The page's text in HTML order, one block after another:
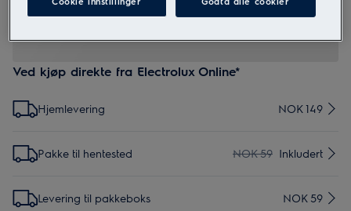
Ved kjøp direkte fra Electrolux Online*
Hjemlevering NOK 149
Pakke til hentested NOK 59 Inkludert
Levering til pakkeboks NOK 59